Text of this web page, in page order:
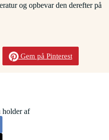
og opbevar den derefter på
Gem på Pinterest
holder af